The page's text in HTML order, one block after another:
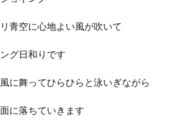
青空に心地よい風が吹いて
グ日和りです
に舞ってひらひらと泳いぎながら
に落ちていきます